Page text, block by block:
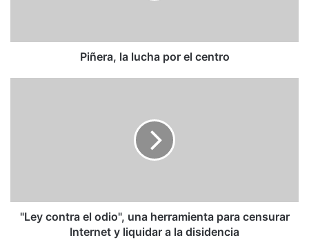
Piñera, la lucha por el centro
Internet
"Ley contra el odio", una herramienta para censurar
Internet y liquidar a la disidencia